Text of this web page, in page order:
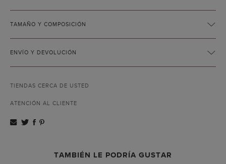
TAMAÑO Y COMPOSICIÓN
ENVÍO Y DEVOLUCIÓN
TIENDAS CERCA DE USTED
ATENCIÓN AL CLIENTE
TAMBIÉN LE PODRÍA GUSTAR